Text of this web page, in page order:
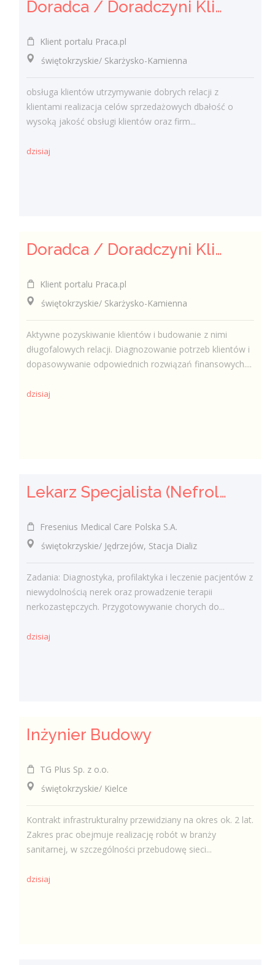
Doradca / Doradczyni Klienta (bankowość)
Klient portalu Praca.pl
świętokrzyskie/ Skarżysko-Kamienna
obsługa klientów utrzymywanie dobrych relacji z
klientami realizacja celów sprzedażowych dbałość o
wysoką jakość obsługi klientów oraz firm...
dzisiaj
Doradca / Doradczyni Klienta – branża finansowa
Klient portalu Praca.pl
świętokrzyskie/ Skarżysko-Kamienna
Aktywne pozyskiwanie klientów i budowanie z nimi
długofalowych relacji. Diagnozowanie potrzeb klientów i
dopasowywanie odpowiednich rozwiązań finansowych....
dzisiaj
Lekarz Specjalista (Nefrolog / Internista) (K/M/N)
Fresenius Medical Care Polska S.A.
świętokrzyskie/ Jędrzejów, Stacja Dializ
Zadania: Diagnostyka, profilaktyka i leczenie pacjentów z
niewydolnością nerek oraz prowadzenie terapii
nerkozastępczych. Przygotowywanie chorych do...
dzisiaj
Inżynier Budowy
TG Plus Sp. z o.o.
świętokrzyskie/ Kielce
Kontrakt infrastrukturalny przewidziany na okres ok. 2 lat.
Zakres prac obejmuje realizację robót w branży
sanitarnej, w szczególności przebudowę sieci...
dzisiaj